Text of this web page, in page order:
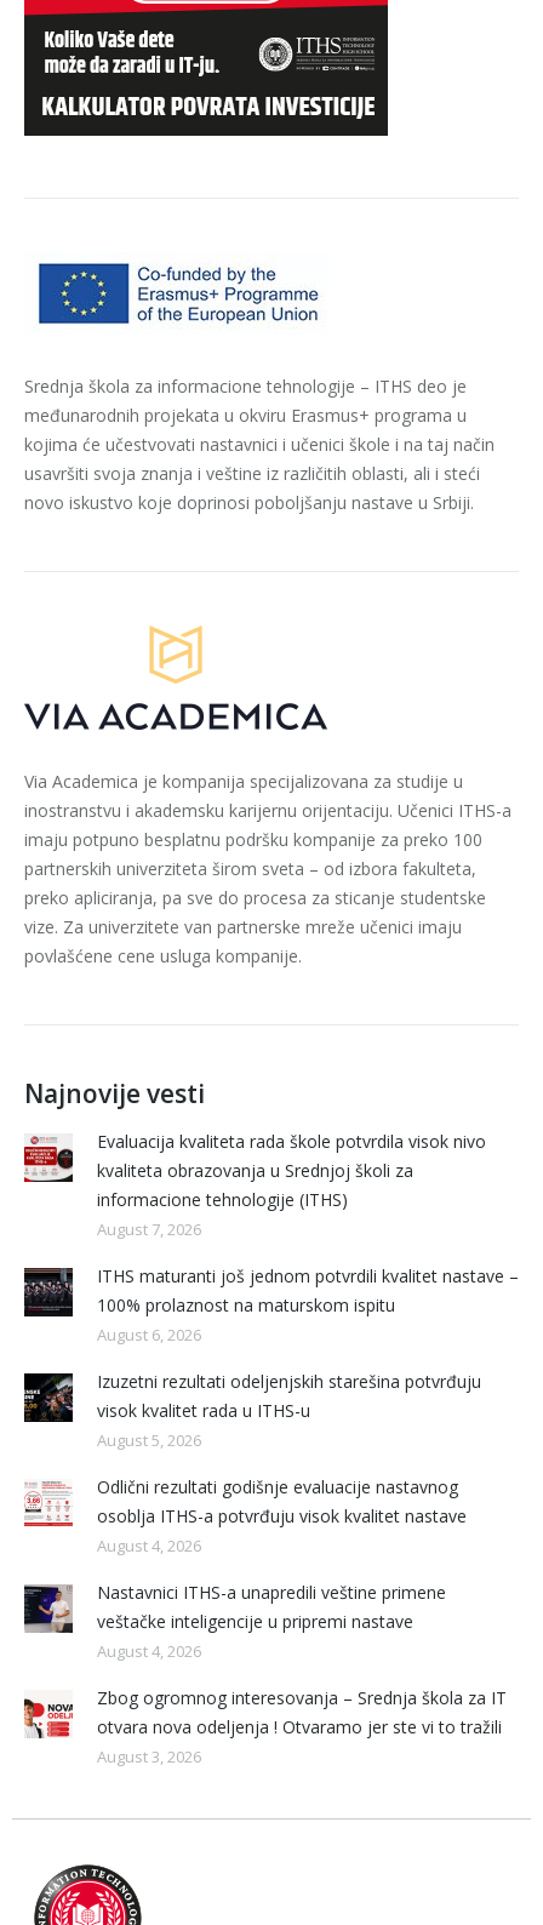
Srednja škola za informacione tehnologije – ITHS deo je
međunarodnih projekata u okviru Erasmus+ programa u
kojima će učestvovati nastavnici i učenici škole i na taj način
usavršiti svoja znanja i veštine iz različitih oblasti, ali i steći
novo iskustvo koje doprinosi poboljšanju nastave u Srbiji.
Via Academica je kompanija specijalizovana za studije u
inostranstvu i akademsku karijernu orijentaciju. Učenici ITHS-a
imaju potpuno besplatnu podršku kompanije za preko 100
partnerskih univerziteta širom sveta – od izbora fakulteta,
preko apliciranja, pa sve do procesa za sticanje studentske
vize. Za univerzitete van partnerske mreže učenici imaju
povlašćene cene usluga kompanije.
Najnovije vesti
Evaluacija kvaliteta rada škole potvrdila visok nivo
kvaliteta obrazovanja u Srednjoj školi za
informacione tehnologije (ITHS)
August 7, 2026
ITHS maturanti još jednom potvrdili kvalitet nastave –
100% prolaznost na maturskom ispitu
August 6, 2026
Izuzetni rezultati odeljenjskih starešina potvrđuju
visok kvalitet rada u ITHS-u
August 5, 2026
Odlični rezultati godišnje evaluacije nastavnog
osoblja ITHS-a potvrđuju visok kvalitet nastave
August 4, 2026
Nastavnici ITHS-a unapredili veštine primene
veštačke inteligencije u pripremi nastave
August 4, 2026
Zbog ogromnog interesovanja – Srednja škola za IT
otvara nova odeljenja ! Otvaramo jer ste vi to tražili
August 3, 2026